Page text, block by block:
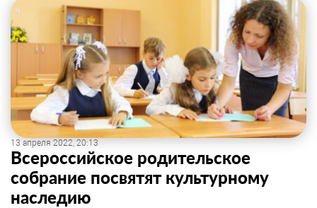
13 апреля 2022, 20:13
Всероссийское родительское
собрание посвятят культурному
наследию